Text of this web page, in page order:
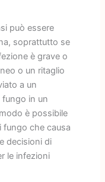
può essere
soprattutto se
è grave o
o un ritaglio
a un
fungo in un
è possibile
fungo che causa
decisioni di
le infezioni